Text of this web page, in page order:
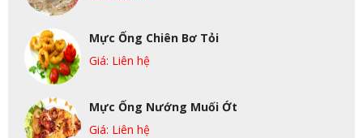
Mực Ống Chiên Bơ Tỏi
Giá: Liên hệ
Mực Ống Nướng Muối Ớt
Giá: Liên hệ